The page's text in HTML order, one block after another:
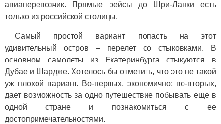
авиаперевозчик. Прямые рейсы до Шри-Ланки есть
только из российской столицы.
Самый простой вариант попасть на этот
удивительный остров – перелет со стыковками. В
основном самолеты из Екатеринбурга стыкуются в
Дубае и Шардже. Хотелось бы отметить, что это не такой
уж плохой вариант. Во-первых, экономично; во-вторых,
дает возможность за одно путешествие побывать еще в
одной стране и познакомиться с ее
достопримечательностями.